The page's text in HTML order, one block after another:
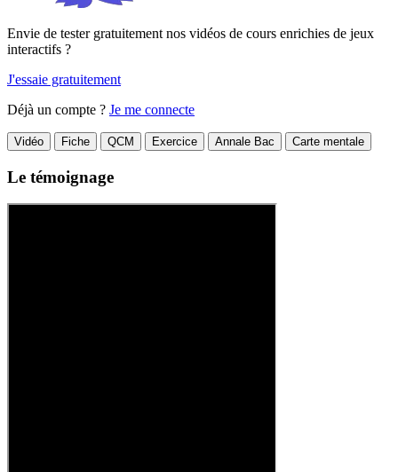
Envie de tester gratuitement nos vidéos de cours enrichies de jeux
interactifs ?
J'essaie gratuitement
Déjà un compte ? Je me connecte
Vidéo Fiche QCM Exercice Annale Bac Carte mentale
Le témoignage